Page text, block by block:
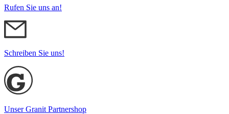
Rufen Sie uns an!
Schreiben Sie uns!
Unser Granit Partnershop